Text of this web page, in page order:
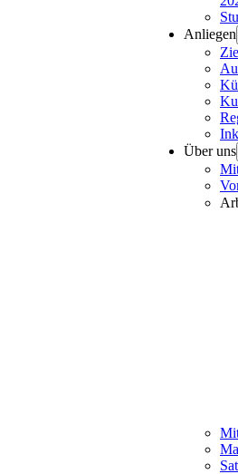
Anliegen
Über uns